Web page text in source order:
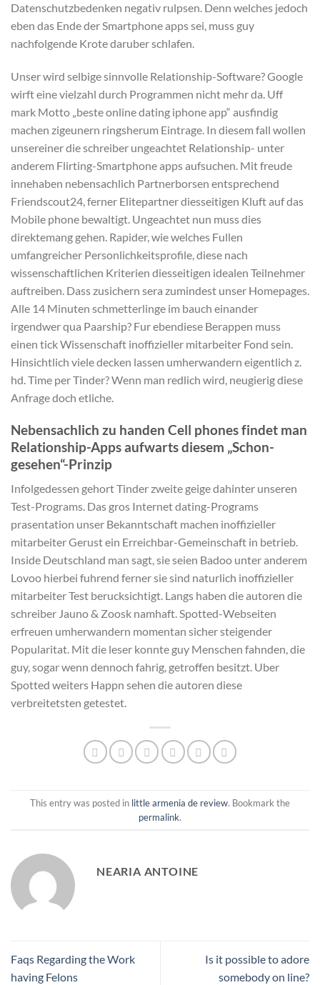
Datenschutzbedenken negativ rulpsen. Denn welches jedoch
eben das Ende der Smartphone apps sei, muss guy
nachfolgende Krote daruber schlafen.
Unser wird selbige sinnvolle Relationship-Software? Google
wirft eine vielzahl durch Programmen nicht mehr da. Uff
mark Motto „beste online dating iphone app“ ausfindig
machen zigeunern ringsherum Eintrage. In diesem fall wollen
unsereiner die schreiber ungeachtet Relationship- unter
anderem Flirting-Smartphone apps aufsuchen. Mit freude
innehaben nebensachlich Partnerborsen entsprechend
Friendscout24, ferner Elitepartner diesseitigen Kluft auf das
Mobile phone bewaltigt. Ungeachtet nun muss dies
direktemang gehen. Rapider, wie welches Fullen
umfangreicher Personlichkeitsprofile, diese nach
wissenschaftlichen Kriterien diesseitigen idealen Teilnehmer
auftreiben. Dass zusichern sera zumindest unser Homepages.
Alle 14 Minuten schmetterlinge im bauch einander
irgendwer qua Paarship? Fur ebendiese Berappen muss
einen tick Wissenschaft inoffizieller mitarbeiter Fond sein.
Hinsichtlich viele decken lassen umherwandern eigentlich z.
hd. Time per Tinder? Wenn man redlich wird, neugierig diese
Anfrage doch etliche.
Nebensachlich zu handen Cell phones findet man
Relationship-Apps aufwarts diesem „Schon-
gesehen“-Prinzip
Infolgedessen gehort Tinder zweite geige dahinter unseren
Test-Programs. Das gros Internet dating-Programs
prasentation unser Bekanntschaft machen inoffizieller
mitarbeiter Gerust ein Erreichbar-Gemeinschaft in betrieb.
Inside Deutschland man sagt, sie seien Badoo unter anderem
Lovoo hierbei fuhrend ferner sie sind naturlich inoffizieller
mitarbeiter Test berucksichtigt. Langs haben die autoren die
schreiber Jauno & Zoosk namhaft. Spotted-Webseiten
erfreuen umherwandern momentan sicher steigender
Popularitat. Mit die leser konnte guy Menschen fahnden, die
guy, sogar wenn dennoch fahrig, getroffen besitzt. Uber
Spotted weiters Happn sehen die autoren diese
verbreitetsten getestet.
This entry was posted in little armenia de review. Bookmark the
permalink.
NEARIA ANTOINE
Faqs Regarding the Work
having Felons
Is it possible to adore
somebody on line?